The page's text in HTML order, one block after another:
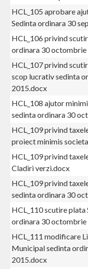
HCL_105 aprobare
Sedinta ordinara 30
HCL_106 privind
ordinara 30
HCL_107 privind
scop lucrativ sedinta
2015.docx
HCL_108 ajutor
sedinta ordinara 30
HCL_109 privind
proiect minimis
HCL_109 privind
Cladiri verzi.docx
HCL_109 privind
sedinta ordinara 30
HCL_110 scutire plata
ordinara 30
HCL_111 modificare
Municipal sedinta
2015.docx